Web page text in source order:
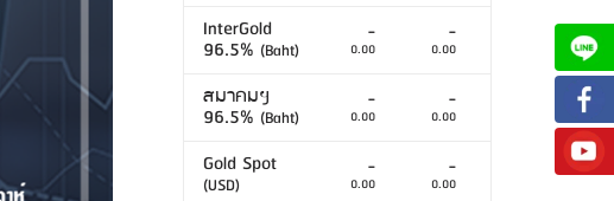
InterGold
96.5% (Baht)
-
0.00
-
0.00
สมาคมฯ
96.5% (Baht)
-
0.00
-
0.00
Gold Spot
(USD)
-
0.00
-
0.00